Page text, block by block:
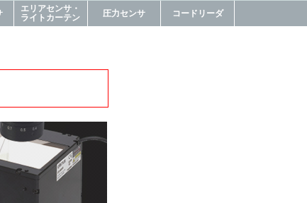
エリアセンサ・
ライトカーテン
圧力センサ コードリーダ